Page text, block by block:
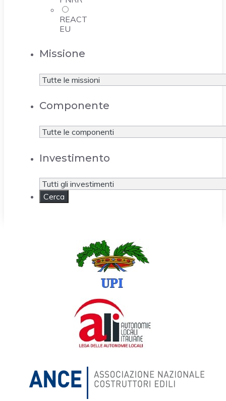
REACT
EU
Missione
Componente
Investimento